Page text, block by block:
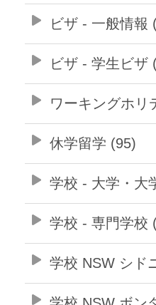
ビザ - 一般情報
ビザ - 学生ビザ
ワーキングホリ
休学留学 (95)
学校 - 大学・大
学校 - 専門学校
学校 NSW シド